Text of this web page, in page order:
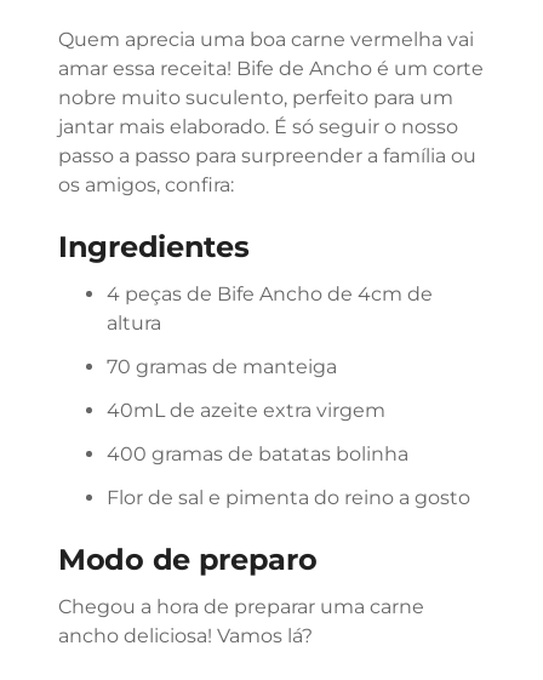
Quem aprecia uma boa carne vermelha vai
amar essa receita! Bife de Ancho é um corte
nobre muito suculento, perfeito para um
jantar mais elaborado. É só seguir o nosso
passo a passo para surpreender a família ou
os amigos, confira:
Ingredientes
4 peças de Bife Ancho de 4cm de
altura
70 gramas de manteiga
40mL de azeite extra virgem
400 gramas de batatas bolinha
Flor de sal e pimenta do reino a gosto
Modo de preparo
Chegou a hora de preparar uma carne
ancho deliciosa! Vamos lá?